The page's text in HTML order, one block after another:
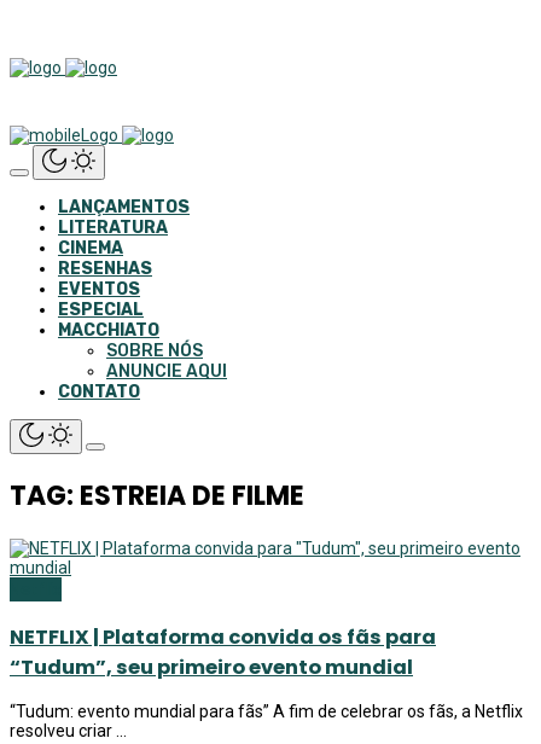
LANÇAMENTOS
LITERATURA
CINEMA
RESENHAS
EVENTOS
ESPECIAL
MACCHIATO
SOBRE NÓS
ANUNCIE AQUI
CONTATO
TAG: ESTREIA DE FILME
NETFLIX | Plataforma convida os fãs para
“Tudum”, seu primeiro evento mundial
“Tudum: evento mundial para fãs” A fim de celebrar os fãs, a Netflix
resolveu criar ...